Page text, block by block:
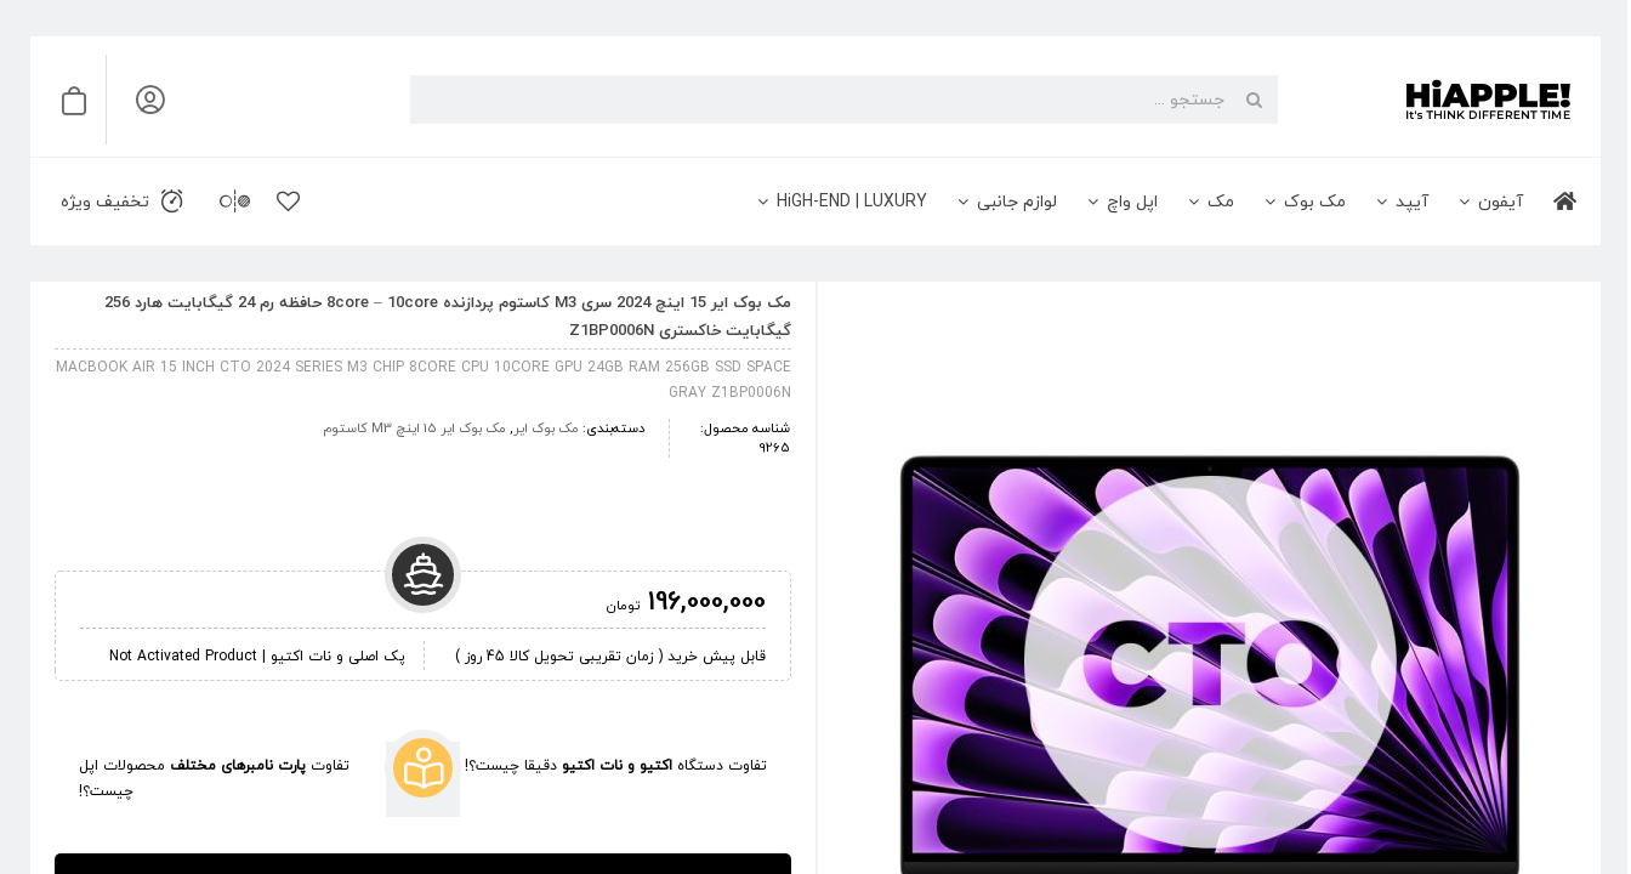
content
جستجو
آیفون آیپد مک بوک مک اپل واچ لوازم جانبی HiGH-END | LUXURY تخفیف ویژه
مک بوک ایر 15 اینچ 2024 سری M3 کاستوم پردازنده 8core – 10core حافظه رم 24 گیگابایت هارد 256
گیگابایت خاکستری Z1BP0006N
MACBOOK AIR 15 INCH CTO 2024 SERIES M3 CHIP 8CORE CPU 10CORE GPU 24GB RAM 256GB SSD SPACE
GRAY Z1BP0006N
شناسه محصول:
9265
دسته‌بندی: مک بوک ایر , مک بوک ایر 15 اینچ M3 کاستوم
196,000,000 تومان
قابل پیش خرید ( زمان تقریبی تحویل کالا 45 روز ) پک اصلی و نات اکتیو | Not Activated Product
تفاوت دستگاه اکتیو و نات اکتیو دقیقا چیست؟! تفاوت پارت نامبرهای مختلف محصولات اپل
چیست؟!